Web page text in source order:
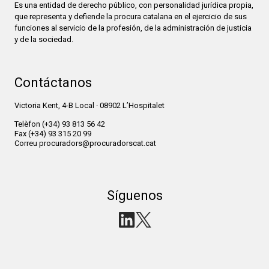
Es una entidad de derecho público, con personalidad jurídica propia,
que representa y defiende la procura catalana en el ejercicio de sus
funciones al servicio de la profesión, de la administración de justicia
y de la sociedad.
Contáctanos
Victoria Kent, 4-B Local · 08902 L’Hospitalet
Telèfon (+34) 93 813 56 42
Fax (+34) 93 315 20 99
Correu procuradors@procuradorscat.cat
Síguenos